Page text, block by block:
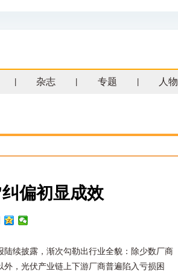
杂志 专题 人物
偏初显成效
陆续披露，渐次勾勒出行业全貌：除少数厂商
外，光伏产业链上下游厂商普遍陷入亏损困